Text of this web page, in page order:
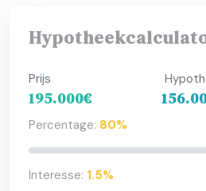
Prijs
195.000€
Percentage: 80%
Interesse: 1.5%